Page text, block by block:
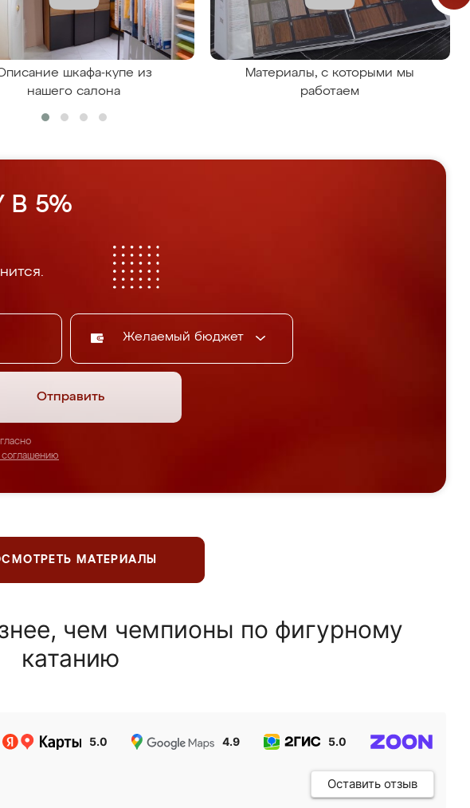
шкафа-купе из
нашего салона
Материалы, с которыми мы
работаем
5%
Желаемый бюджет
Отправить
соглашению
МАТЕРИАЛЫ
чем чемпионы по фигурному
катанию
5.0 4.9 5.0
Оставить отзыв